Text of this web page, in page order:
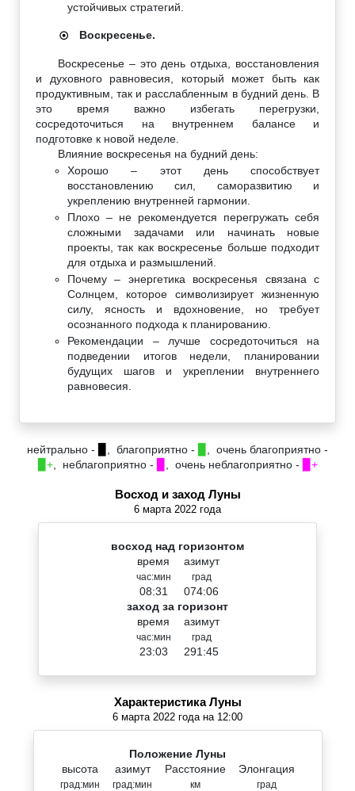
устойчивых стратегий.
☉ Воскресенье.
Воскресенье – это день отдыха, восстановления
и духовного равновесия, который может быть как
продуктивным, так и расслабленным в будний день. В
это время важно избегать перегрузки,
сосредоточиться на внутреннем балансе и
подготовке к новой неделе.
Влияние воскресенья на будний день:
Хорошо – этот день способствует
восстановлению сил, саморазвитию и
укреплению внутренней гармонии.
Плохо – не рекомендуется перегружать себя
сложными задачами или начинать новые
проекты, так как воскресенье больше подходит
для отдыха и размышлений.
Почему – энергетика воскресенья связана с
Солнцем, которое символизирует жизненную
силу, ясность и вдохновение, но требует
осознанного подхода к планированию.
Рекомендации – лучше сосредоточиться на
подведении итогов недели, планировании
будущих шагов и укреплении внутреннего
равновесия.
нейтрально - , благоприятно -
, очень благоприятно -
▉+, неблагоприятно - , очень неблагоприятно - ▉+
Восход и заход Луны
6 марта 2022 года
восход над горизонтом
время
час:мин
08:31
азимут
град
074:06
заход за горизонт
время
час:мин
23:03
азимут
град
291:45
Характеристика Луны
6 марта 2022 года на 12:00
Положение Луны
высота
град:мин
азимут
град:мин
Расстояние
км
Элонгация
град